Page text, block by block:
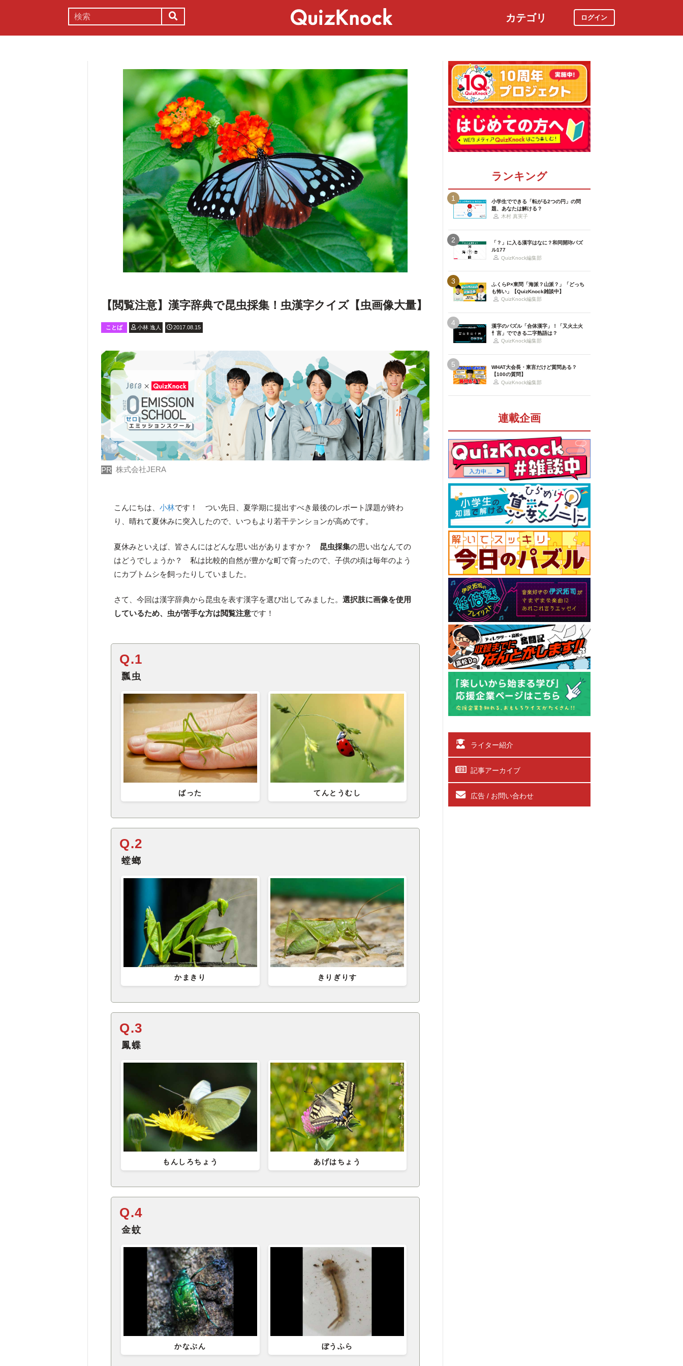
カテゴリ ログイン
【閲覧注意】漢字辞典で昆虫採集！虫漢字クイズ【虫画像大量】
ことば 小林 逸人 2017.08.15
PR 株式会社JERA
こんにちは、小林です！ つい先日、夏学期に提出すべき最後のレポート課題が終わ
り、晴れて夏休みに突入したので、いつもより若干テンションが高めです。
夏休みといえば、皆さんにはどんな思い出がありますか？ 昆虫採集の思い出なんての
はどうでしょうか？ 私は比較的自然が豊かな町で育ったので、子供の頃は毎年のよう
にカブトムシを飼ったりしていました。
さて、今回は漢字辞典から昆虫を表す漢字を選び出してみました。選択肢に画像を使用
しているため、虫が苦手な方は閲覧注意です！
Q.1
瓢虫
ばった てんとうむし
Q.2
螳螂
かまきり きりぎりす
Q.3
鳳蝶
もんしろちょう あげはちょう
Q.4
金蚊
かなぶん ぼうふら
ランキング
1
小学生でできる「転がる2つの円」の問
題、あなたは解ける？
木村 真実子
2
「？」に入る漢字はなに？和同開珎パズ
ル177
QuizKnock編集部
3
ふくらP×東問「海派？山派？」「どっち
も怖い」【QuizKnock雑談中】
QuizKnock編集部
4
漢字のパズル「合体漢字」！「又火土火
忄言」でできる二字熟語は？
QuizKnock編集部
5
WHAT大会長・東言だけど質問ある？
【100の質問】
QuizKnock編集部
連載企画
ライター紹介
記事アーカイブ
広告 / お問い合わせ